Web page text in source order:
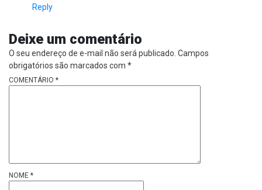
Reply
Deixe um comentário
O seu endereço de e-mail não será publicado. Campos
obrigatórios são marcados com *
COMENTÁRIO *
NOME *